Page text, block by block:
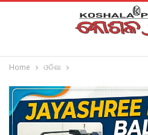
Home ଓଡିଶା